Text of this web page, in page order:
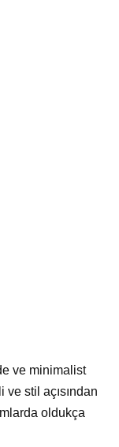
ve minimalist
ve stil açısından
oldukça